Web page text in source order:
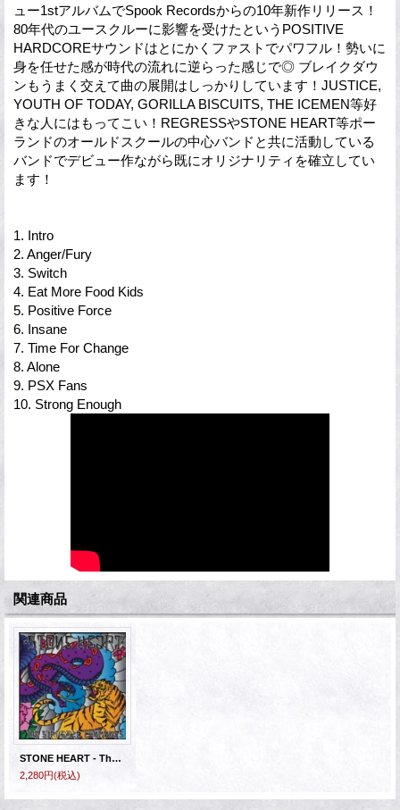
ュー1stアルバムでSpook Recordsからの10年新作リリース！
80年代のユースクルーに影響を受けたというPOSITIVE
HARDCOREサウンドはとにかくファストでパワフル！勢いに
身を任せた感が時代の流れに逆らった感じで◎ ブレイクダウ
ンもうまく交えて曲の展開はしっかりしています！JUSTICE,
YOUTH OF TODAY, GORILLA BISCUITS, THE ICEMEN等好
きな人にはもってこい！REGRESSやSTONE HEART等ポー
ランドのオールドスクールの中心バンドと共に活動している
バンドでデビュー作ながら既にオリジナリティを確立してい
ます！
1. Intro
2. Anger/Fury
3. Switch
4. Eat More Food Kids
5. Positive Force
6. Insane
7. Time For Change
8. Alone
9. PSX Fans
10. Strong Enough
関連商品
STONE HEART - The Struggle Continues [CD]
2,280円(税込)